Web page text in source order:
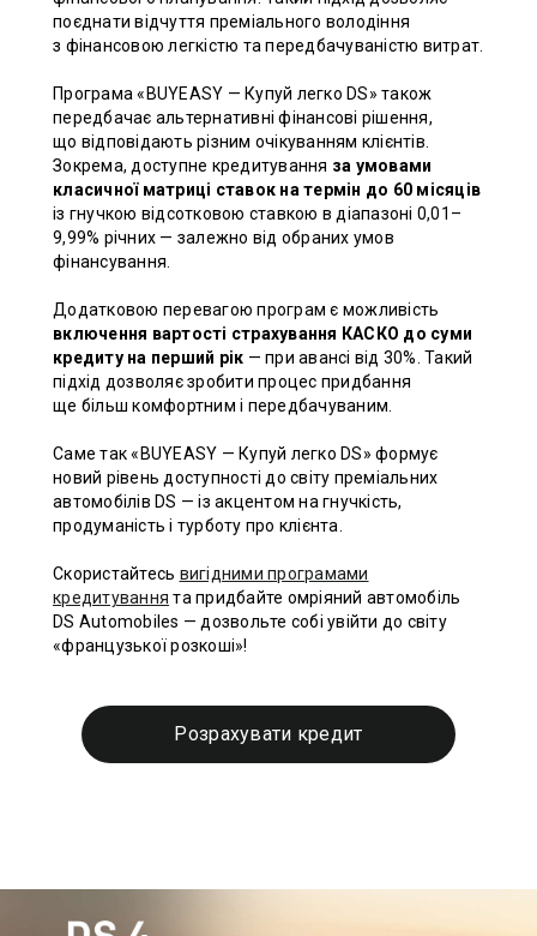
поєднати відчуття преміального володіння
з фінансовою легкістю та передбачуваністю витрат.
Програма «BUYEASY — Купуй легко DS» також
передбачає альтернативні фінансові рішення,
що відповідають різним очікуванням клієнтів.
Зокрема, доступне кредитування за умовами
класичної матриці ставок на термін до 60 місяців
із гнучкою відсотковою ставкою в діапазоні 0,01–
9,99% річних — залежно від обраних умов
фінансування.
Додатковою перевагою програм є можливість
включення вартості страхування КАСКО до суми
кредиту на перший рік — при авансі від 30%. Такий
підхід дозволяє зробити процес придбання
ще більш комфортним і передбачуваним.
Саме так «BUYEASY — Купуй легко DS» формує
новий рівень доступності до світу преміальних
автомобілів DS — із акцентом на гнучкість,
продуманість і турботу про клієнта.
Скористайтесь вигідними програмами
кредитування та придбайте омріяний автомобіль
DS Automobiles — дозвольте собі увійти до світу
«французької розкоші»!
Розрахувати кредит